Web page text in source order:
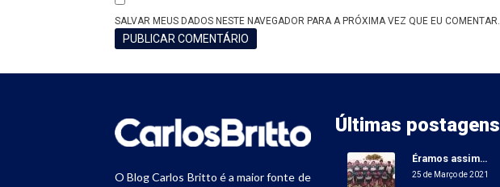
SALVAR MEUS DADOS NESTE NAVEGADOR PARA A PRÓXIMA VEZ QUE EU COMENTAR.
O Blog Carlos Britto é a maior fonte de
Últimas postagens
Éramos assim…
25 de Março de 2021